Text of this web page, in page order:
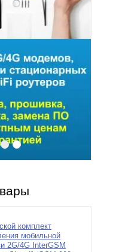
комплект
мобильной
2G/4G InterGSM